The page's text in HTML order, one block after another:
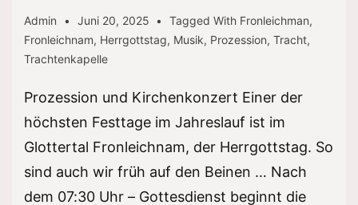
Admin Juni 20, 2025 Tagged With Fronleichman,
Fronleichnam, Herrgottstag, Musik, Prozession, Tracht,
Trachtenkapelle
Prozession und Kirchenkonzert Einer der
höchsten Festtage im Jahreslauf ist im
Glottertal Fronleichnam, der Herrgottstag. So
sind auch wir früh auf den Beinen … Nach
dem 07:30 Uhr – Gottesdienst beginnt die